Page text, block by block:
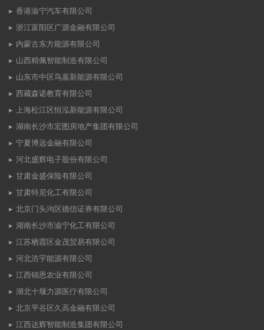
香港渝宁汽车有限公司
浙江富阳区广源金融有限公司
内蒙古东方能源有限公司
山西精佩智能制造有限公司
山东市中区鸟嘉新能源有限公司
西藏森诺教育有限公司
上海松江区恒泓新能源有限公司
湖南长沙市宏图房地产集团有限公司
宁夏博远金融有限公司
河北盛辉电子股份有限公司
甘肃金盛保险有限公司
甘肃特尼化工有限公司
北京门头沟区德信证券有限公司
湖南长沙市渝宁化工有限公司
江苏栖霞区金茂贸易有限公司
河北浩宇能源有限公司
江西锦恩农业有限公司
湖北十堰力源医疗有限公司
北京平谷区久高金融有限公司
江西达辉智能制造集团有限公司